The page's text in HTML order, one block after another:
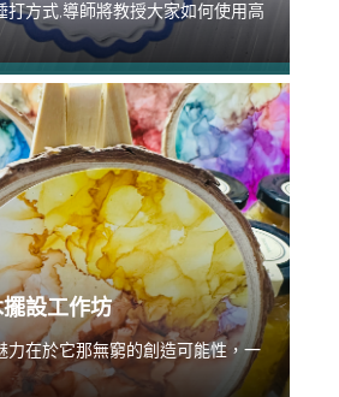
打方式,導師將教授大家如何使用高
設工作坊
力在於它那無窮的創造可能性，一